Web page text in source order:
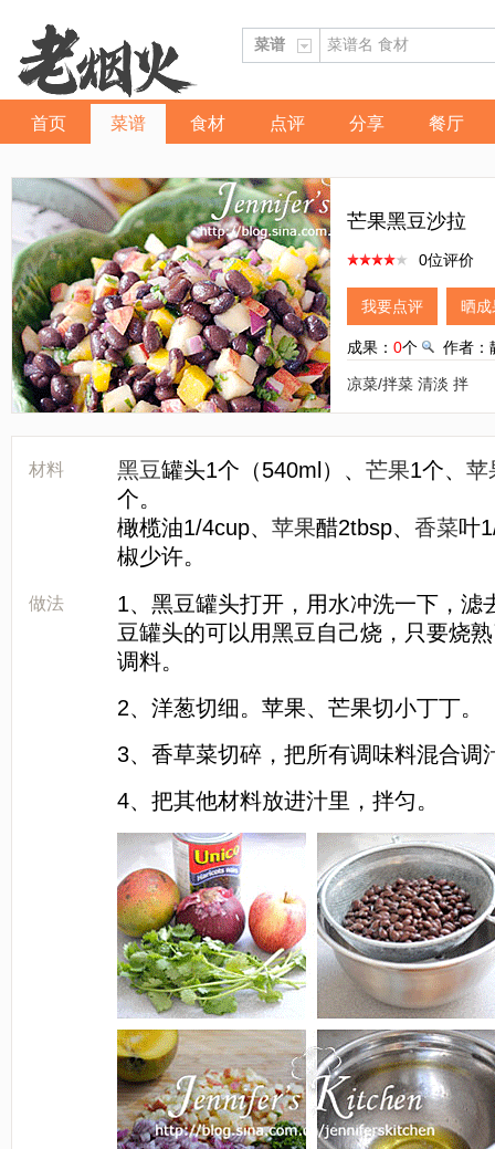
首页 菜谱 食材 点评 分享 餐厅
芒果黑豆沙拉
0位评价
我要点评 晒成
成果： 0个 作者
凉菜/拌菜 清淡 拌
材料 黑豆罐头1个（540ml）、 芒果1个、 苹
个。
橄榄油1/4cup、 苹果醋2tbsp、 香菜叶
椒少许。
做法
1、黑豆罐头打开，用水冲洗一下，滤
豆罐头的可以用黑豆自己烧，只要烧
调料。
2、洋葱切细。苹果、芒果切小丁丁。
3、香草菜切碎，把所有调味料混合调
4、把其他材料放进汁里，拌匀。